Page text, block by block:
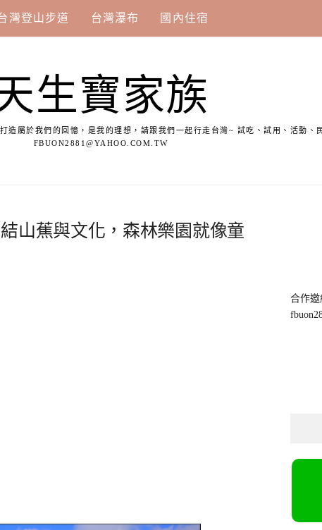
灣登山步道 台灣瀑布 國內住宿
生寶家族
造屬於我們的回憶，是我的理想，請跟我們一起行走台灣~ 試吃、試用、活動、
FBUON2881@YAHOO.COM.TW
山蕉與文化，森林樂園就像童
合作邀